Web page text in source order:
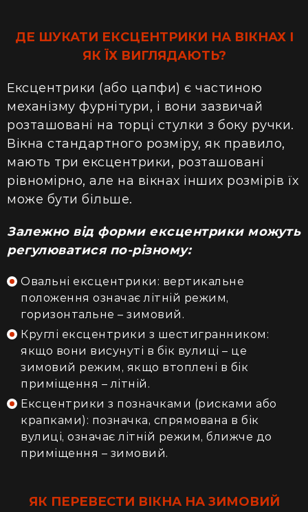
ДЕ ШУКАТИ ЕКСЦЕНТРИКИ НА ВІКНАХ І
ЯК ЇХ ВИГЛЯДАЮТЬ?
Ексцентрики (або цапфи) є частиною
механізму фурнітури, і вони зазвичай
розташовані на торці стулки з боку ручки.
Вікна стандартного розміру, як правило,
мають три ексцентрики, розташовані
рівномірно, але на вікнах інших розмірів їх
може бути більше.
Залежно від форми ексцентрики можуть
регулюватися по-різному:
Овальні ексцентрики: вертикальне
положення означає літній режим,
горизонтальне – зимовий.
Круглі ексцентрики з шестигранником:
якщо вони висунуті в бік вулиці – це
зимовий режим, якщо втоплені в бік
приміщення – літній.
Ексцентрики з позначками (рисками або
крапками): позначка, спрямована в бік
вулиці, означає літній режим, ближче до
приміщення – зимовий.
ЯК ПЕРЕВЕСТИ ВІКНА НА ЗИМОВИЙ